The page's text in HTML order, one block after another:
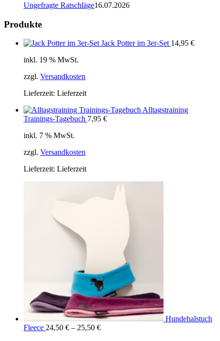
Ungefragte Ratschläge16.07.2026
Produkte
Jack Potter im 3er-Set 14,95 €
inkl. 19 % MwSt.
zzgl. Versandkosten
Lieferzeit: Lieferzeit
Alltagstraining
Trainings-Tagebuch 7,95 €
inkl. 7 % MwSt.
zzgl. Versandkosten
Lieferzeit: Lieferzeit
Hundehalstuch
Fleece 24,50 € – 25,50 €